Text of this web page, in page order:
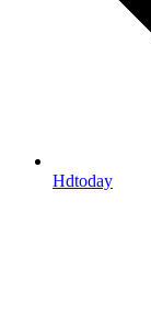
Hdtoday